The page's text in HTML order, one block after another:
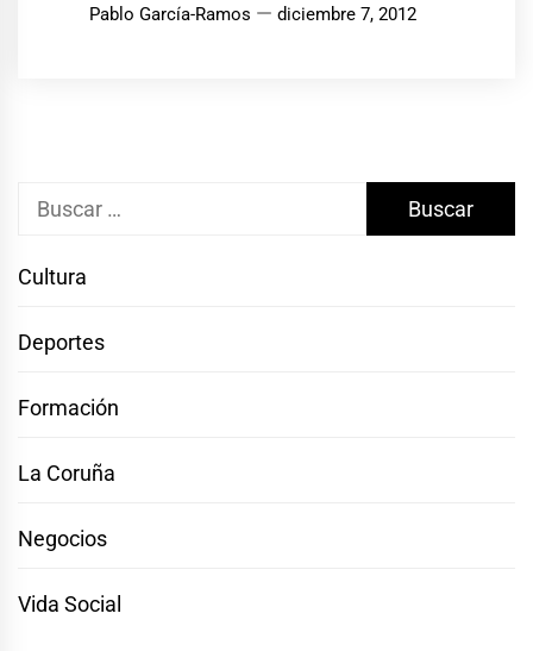
Pablo García-Ramos diciembre 7, 2012
Buscar:
Cultura
Deportes
Formación
La Coruña
Negocios
Vida Social